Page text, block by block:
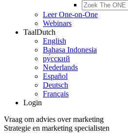
Leer One-on-One
Webinars
TaalDutch
English
Bahasa Indonesia
ру́сский
Nederlands
Español
Deutsch
Français
Login
Vraag om advies over marketing
Strategie en marketing specialisten